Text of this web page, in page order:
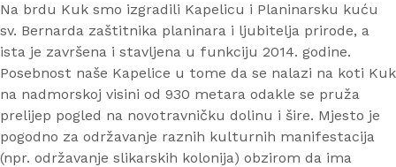
Na brdu Kuk smo izgradili Kapelicu i Planinarsku kuću
sv. Bernarda zaštitnika planinara i ljubitelja prirode, a
ista je završena i stavljena u funkciju 2014. godine.
Posebnost naše Kapelice u tome da se nalazi na koti Kuk
na nadmorskoj visini od 930 metara odakle se pruža
prelijep pogled na novotravničku dolinu i šire. Mjesto je
pogodno za održavanje raznih kulturnih manifestacija
(npr. održavanje slikarskih kolonija) obzirom da ima